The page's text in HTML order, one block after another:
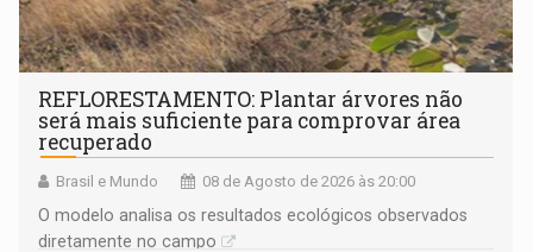
REFLORESTAMENTO: Plantar árvores não
será mais suficiente para comprovar área
recuperado
Brasil e Mundo 08 de Agosto de 2026 às 20:00
O modelo analisa os resultados ecológicos observados
diretamente no campo